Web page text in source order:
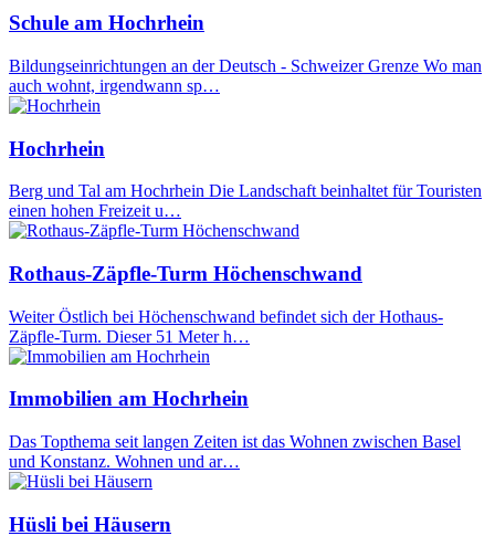
Schule am Hochrhein
Bildungseinrichtungen an der Deutsch - Schweizer Grenze Wo man
auch wohnt, irgendwann sp…
Hochrhein
Berg und Tal am Hochrhein Die Landschaft beinhaltet für Touristen
einen hohen Freizeit u…
Rothaus-Zäpfle-Turm Höchenschwand
Weiter Östlich bei Höchenschwand befindet sich der Hothaus-
Zäpfle-Turm. Dieser 51 Meter h…
Immobilien am Hochrhein
Das Topthema seit langen Zeiten ist das Wohnen zwischen Basel
und Konstanz. Wohnen und ar…
Hüsli bei Häusern